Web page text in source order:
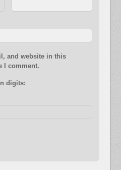
and website in this
I comment.
digits: